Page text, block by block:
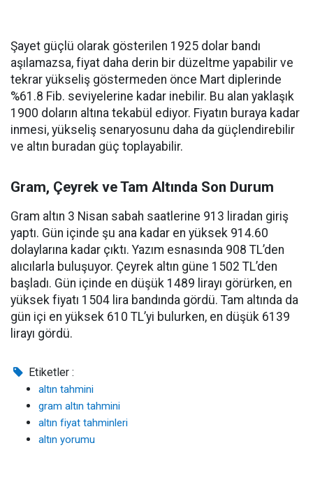
Şayet güçlü olarak gösterilen 1925 dolar bandı
aşılamazsa, fiyat daha derin bir düzeltme yapabilir ve
tekrar yükseliş göstermeden önce Mart diplerinde
%61.8 Fib. seviyelerine kadar inebilir. Bu alan yaklaşık
1900 doların altına tekabül ediyor. Fiyatın buraya kadar
inmesi, yükseliş senaryosunu daha da güçlendirebilir
ve altın buradan güç toplayabilir.
Gram, Çeyrek ve Tam Altında Son Durum
Gram altın 3 Nisan sabah saatlerine 913 liradan giriş
yaptı. Gün içinde şu ana kadar en yüksek 914.60
dolaylarına kadar çıktı. Yazım esnasında 908 TL’den
alıcılarla buluşuyor. Çeyrek altın güne 1502 TL’den
başladı. Gün içinde en düşük 1489 lirayı görürken, en
yüksek fiyatı 1504 lira bandında gördü. Tam altında da
gün içi en yüksek 610 TL’yi bulurken, en düşük 6139
lirayı gördü.
Etiketler :
altın tahmini
gram altın tahmini
altın fiyat tahminleri
altın yorumu